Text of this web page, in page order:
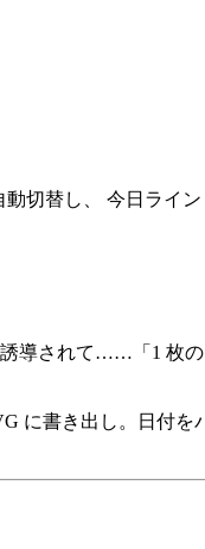
切替し、 今日ライ
導されて……「1 枚
に書き出し。日付を